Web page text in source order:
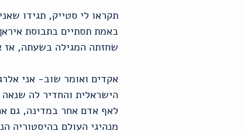
תקראו לי סטייק, תגידו
באמת תסתיים בתבוסת
שחזתה המגילה בשעתה, אז
אקדים ואומר שוב- אני
הישראלית והחדיר לה
לאף אדם אחר במדינה, גם
מנהיגי העולם בהיסטוריה